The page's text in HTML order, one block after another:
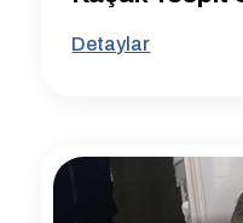
Detaylar